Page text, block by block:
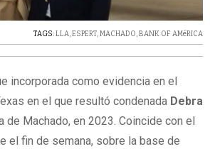
TAGS:LLA,ESPERT,MACHADO,BANK OF AMéRICA
incorporada como evidencia en el
en el que resultó condenada Debra
de Machado, en 2023. Coincide con el
el fin de semana, sobre la base de